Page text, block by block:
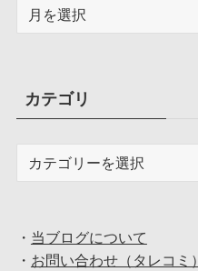
ブカテゴリ
・ 当ブログについて
・ お問い合わせ（タレコミ）